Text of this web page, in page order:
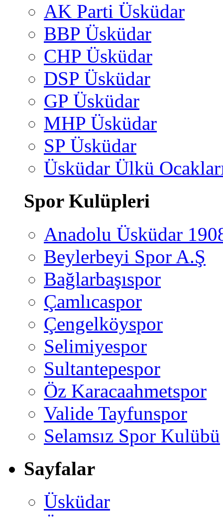
AK Parti Üsküdar
BBP Üsküdar
CHP Üsküdar
DSP Üsküdar
GP Üsküdar
MHP Üsküdar
SP Üsküdar
Üsküdar Ülkü
Spor Kulüpleri
Anadolu Üsküdar
Beylerbeyi Spor A.Ş
Bağlarbaşıspor
Çamlıcaspor
Çengelköyspor
Selimiyespor
Sultantepespor
Öz Karacaahmetspor
Valide Tayfunspor
Selamsız Spor Kulübü
Sayfalar
Üsküdar